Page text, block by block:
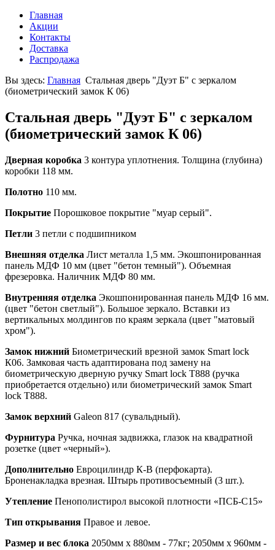
Главная
Акции
Контакты
Доставка
Распродажа
Вы здесь: Главная Стальная дверь "Дуэт Б" с зеркалом
(биометрический замок К 06)
Стальная дверь "Дуэт Б" с зеркалом
(биометрический замок К 06)
Дверная коробка 3 контура уплотнения. Толщина (глубина)
коробки 118 мм.
Полотно 110 мм.
Покрытие Порошковое покрытие "муар серый".
Петли 3 петли с подшипником
Внешняя отделка Лист металла 1,5 мм. Экошпонированная
панель МДФ 10 мм (цвет "бетон темный"). Объемная
фрезеровка. Наличник МДФ 80 мм.
Внутренняя отделка Экошпонированная панель МДФ 16 мм.
(цвет "бетон светлый"). Большое зеркало. Вставки из
вертикальных молдингов по краям зеркала (цвет "матовый
хром").
Замок нижний Биометрический врезной замок Smart lock
К06. Замковая часть адаптирована под замену на
биометрическую дверную ручку Smart lock T888 (ручка
приобретается отдельно) или биометрический замок Smart
lock T888.
Замок верхний Galeon 817 (сувальдный).
Фурнитура Ручка, ночная задвижка, глазок на квадратной
розетке (цвет «черный»).
Дополнительно Евроцилиндр К-В (перфокарта).
Броненакладка врезная. Штырь противосъемный (3 шт.).
Утепление Пенополистирол высокой плотности «ПСБ-С15»
Тип открывания Правое и левое.
Размер и вес блока 2050мм х 880мм - 77кг; 2050мм х 960мм -